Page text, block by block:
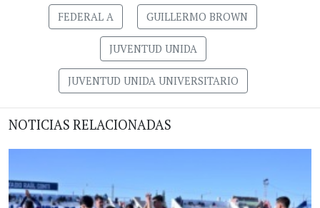
FEDERAL A GUILLERMO BROWN
JUVENTUD UNIDA
JUVENTUD UNIDA UNIVERSITARIO
NOTICIAS RELACIONADAS